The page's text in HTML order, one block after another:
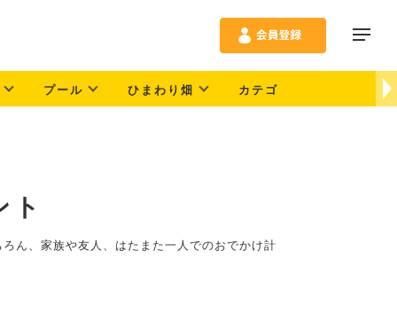
プール ひまわり畑 カテゴリ別 エリア
ん、家族や友人、はたまた一人でのおでかけ計